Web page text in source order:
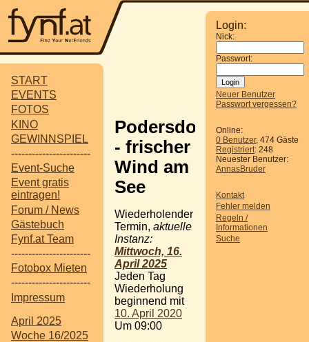
START
EVENTS
FOTOS
KINO
GEWINNSPIEL
-----------------------
Event-Suche
Event gratis
eintragen!
Forum / News
Gästebuch
Fynf.at Team
-----------------------
Fotobox Mieten
-----------------------
Impressum
April 2025
Woche 16/2025
Login:
Nick:
Passwort:
Neuer Benutzer
Passwort vergessen?
Online:
0 Benutzer, 474 Gäste
Registriert: 248
Neuester Benutzer:
AnnasBruder
Kontakt
Fehler melden
Regeln /
Informationen
Suche
Podersdorf
- frischer
Wind am
See
Wiederholender
Termin, aktuelle
Instanz:
Mittwoch, 16.
April 2025
Jeden Tag
Wiederholung
beginnend mit
10. April 2020
Um 09:00